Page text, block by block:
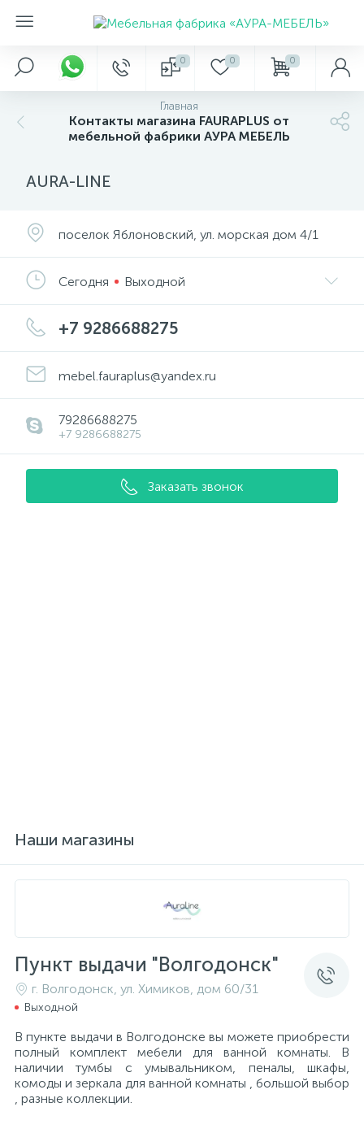
0 0 0
Главная
Контакты магазина FAURAPLUS от
мебельной фабрики АУРА МЕБЕЛЬ
AURA-LINE
поселок Яблоновский, ул. морская дом 4/1
Сегодня Выходной
+7 9286688275
mebel.fauraplus@yandex.ru
79286688275
+7 9286688275
Заказать звонок
Наши магазины
Пункт выдачи "Волгодонск"
г. Волгодонск, ул. Химиков, дом 60/31
Выходной
В пункте выдачи в Волгодонске вы можете приобрести
полный комплект мебели для ванной комнаты. В
наличии тумбы с умывальником, пеналы, шкафы,
комоды и зеркала для ванной комнаты , большой выбор
, разные коллекции.